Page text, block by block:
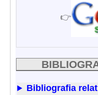
👉
Bibliografia